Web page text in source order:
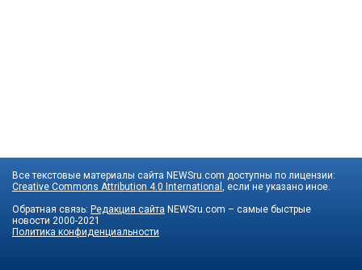
Все текстовые материалы сайта NEWSru.com доступны по лицензии:
Creative Commons Attribution 4.0 International , если не указано иное.
Обратная связь: Редакция сайта NEWSru.com – самые быстрые
новости 2000-2021
Политика конфиденциальности